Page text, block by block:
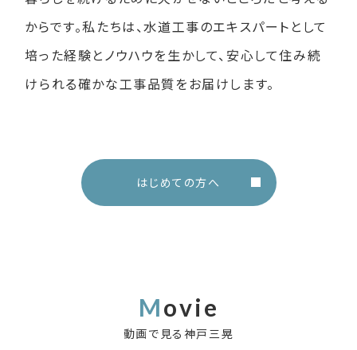
からです。私たちは、水道工事のエキスパートとして
培った経験と ノウハウを生かして、安心して住み続
けられる確かな工事品質をお届けします。
はじめての方へ
Movie
動画で見る神戸三晃